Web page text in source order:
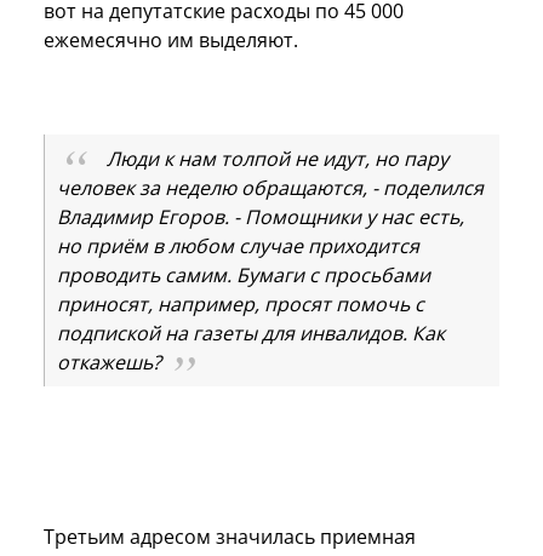
вот на депутатские расходы по 45 000
ежемесячно им выделяют.
Люди к нам толпой не идут, но пару
человек за неделю обращаются, - поделился
Владимир Егоров. - Помощники у нас есть,
но приём в любом случае приходится
проводить самим. Бумаги с просьбами
приносят, например, просят помочь с
подпиской на газеты для инвалидов. Как
откажешь?
Третьим адресом значилась приемная